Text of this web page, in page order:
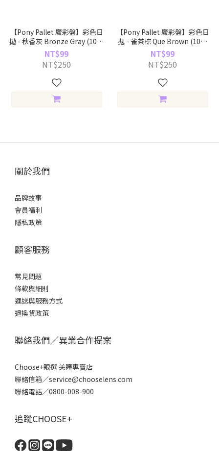
【Pony Pallet 魔彩盤】彩色日
拋 - 秋香灰 Bronze Gray (10片
裝)
NT$99
NT$250
【Pony Pallet 魔彩盤】彩色日
拋 - 雀茶棕 Que Brown (10片
裝)
NT$99
NT$250
關於我們
品牌故事
會員福利
隱私政策
顧客服務
常見問題
條款與細則
運送與服務方式
退換貨政策
聯絡我們／異業合作提案
Choose+眼選 美瞳專賣店
聯絡信箱／service@chooselens.com
聯絡電話／0800-008-900
追蹤CHOOSE+